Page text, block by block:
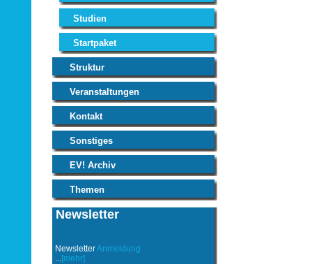
Studien
Startpaket
Struktur
Veranstaltungen
Kontakt
Sonstiges
EV! Archiv
Themen
Newsletter
NewsletterAnmeldung
...[mehr]